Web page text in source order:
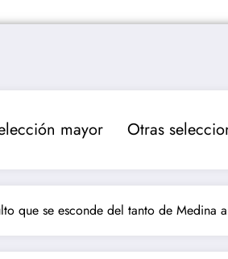
mayor Otras
que se esconde del tanto de Medina